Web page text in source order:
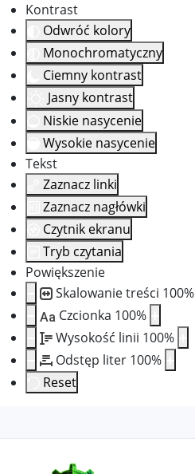
Kontrast
Odwróć kolory
Monochromatyczny
Ciemny kontrast
Jasny kontrast
Niskie nasycenie
Wysokie nasycenie
Tekst
Zaznacz linki
Zaznacz nagłówki
Czytnik ekranu
Tryb czytania
Powiększenie
Skalowanie treści 100%
Aa Czcionka 100%
Wysokość linii 100%
Odstęp liter 100%
Reset